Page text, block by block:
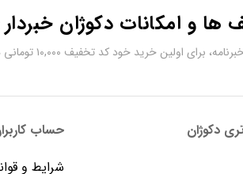
ها و امکانات دکوژان
برای اولین خرید خود کد تخفیف ۱۰,۰۰۰ تومانی دریافت کنید.
دکوژان
حساب
شرایط و